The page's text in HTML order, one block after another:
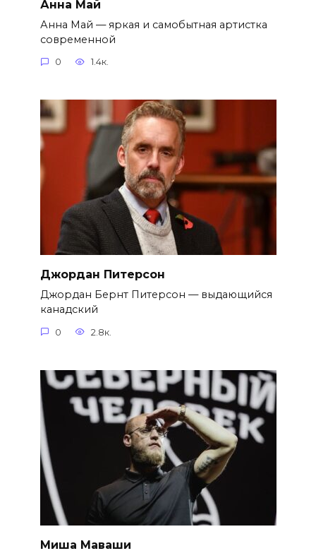
Анна Май
Анна Май — яркая и самобытная артистка
современной
0 1.4к.
Джордан Питерсон
Джордан Бернт Питерсон — выдающийся
канадский
0 2.8к.
Миша Маваши